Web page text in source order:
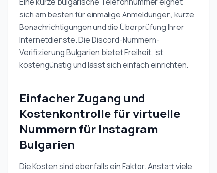
sich am besten für einmalige Anmeldungen, kurze
Benachrichtigungen und die Überprüfung Ihrer
Internetdienste. Die Discord-Nummern-
Verifizierung Bulgarien bietet Freiheit, ist
kostengünstig und lässt sich einfach einrichten.
Einfacher Zugang und
Kostenkontrolle für virtuelle
Nummern für Instagram
Bulgarien
Die Kosten sind ebenfalls ein Faktor. Anstatt viele